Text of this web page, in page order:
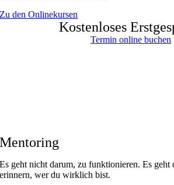
Zu den Onlinekursen
Kostenloses
Termin online buchen
Mentoring
Es geht nicht darum, zu funktionieren. Es geht
erinnern, wer du wirklich bist.